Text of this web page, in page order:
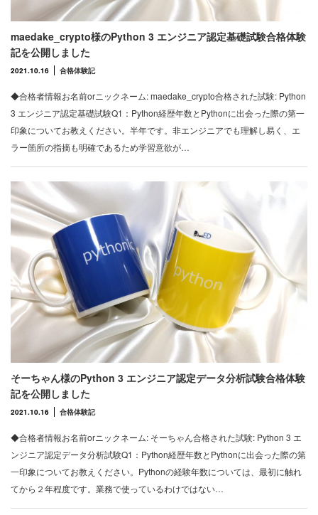
maedake_crypto様のPython 3 エンジニア認定基礎試験合格体験
記を公開しました
2021.10.16 合格体験記
◆合格者情報お名前orニックネーム: maedake_crypto合格された試験: Python
3 エンジニア認定基礎試験Q1：Python経歴年数とPythonに出会った際の第一
印象についてお教えください。半年です。非エンジニアでも理解し易く、エ
ラー箇所の指摘も明確であるため学習意欲が…
そーちゃん様のPython 3 エンジニア認定データ分析試験合格体験
記を公開しました
2021.10.16 合格体験記
◆合格者情報お名前orニックネーム: そーちゃん合格された試験: Python 3 エ
ンジニア認定データ分析試験Q1：Python経歴年数とPythonに出会った際の第
一印象についてお教えください。Pythonの経験年数については、最初に触れ
てから２年程度です。業務で使っているわけではない…